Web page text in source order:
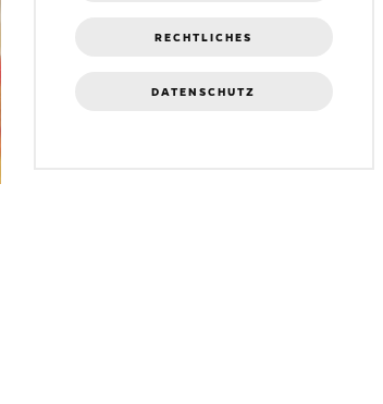
RECHTLICHES
DATENSCHUTZ